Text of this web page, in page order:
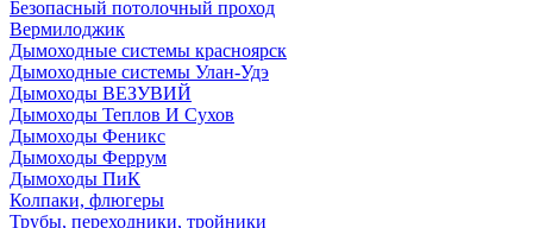
Безопасный потолочный проход
Вермилоджик
Дымоходные системы красноярск
Дымоходные системы Улан-Удэ
Дымоходы ВЕЗУВИЙ
Дымоходы Теплов И Сухов
Дымоходы Феникс
Дымоходы Феррум
Дымоходы ПиК
Колпаки, флюгеры
Трубы, переходники, тройники